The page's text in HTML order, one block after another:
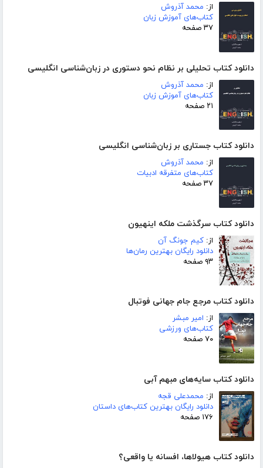
از: محمد آذروش
کتاب‌های آموزش زبان
۳۷ صفحه
دانلود کتاب تحلیلی بر نظام نحو دستوری در زبان‌شناسی انگلیسی
از: محمد آذروش
کتاب‌های آموزش زبان
۲۱ صفحه
دانلود کتاب جستاری بر زبان‌شناسی انگلیسی
از: محمد آذروش
کتاب‌های متفرقه ادبیات
۳۷ صفحه
دانلود کتاب سرگذشت ملکه اینهیون
از: کیم جونگ آن
دانلود رایگان بهترین رمان‌ها
۹۳ صفحه
دانلود کتاب مرجع جام جهانی فوتبال
از: امیر مبشر
کتاب‌های ورزشی
۷۰ صفحه
دانلود کتاب سایه‌های مبهم آبی
از: محمدعلی قجه
دانلود رایگان بهترین کتاب‌های داستان
۱۷۶ صفحه
دانلود کتاب هیولاها، افسانه یا واقعی؟